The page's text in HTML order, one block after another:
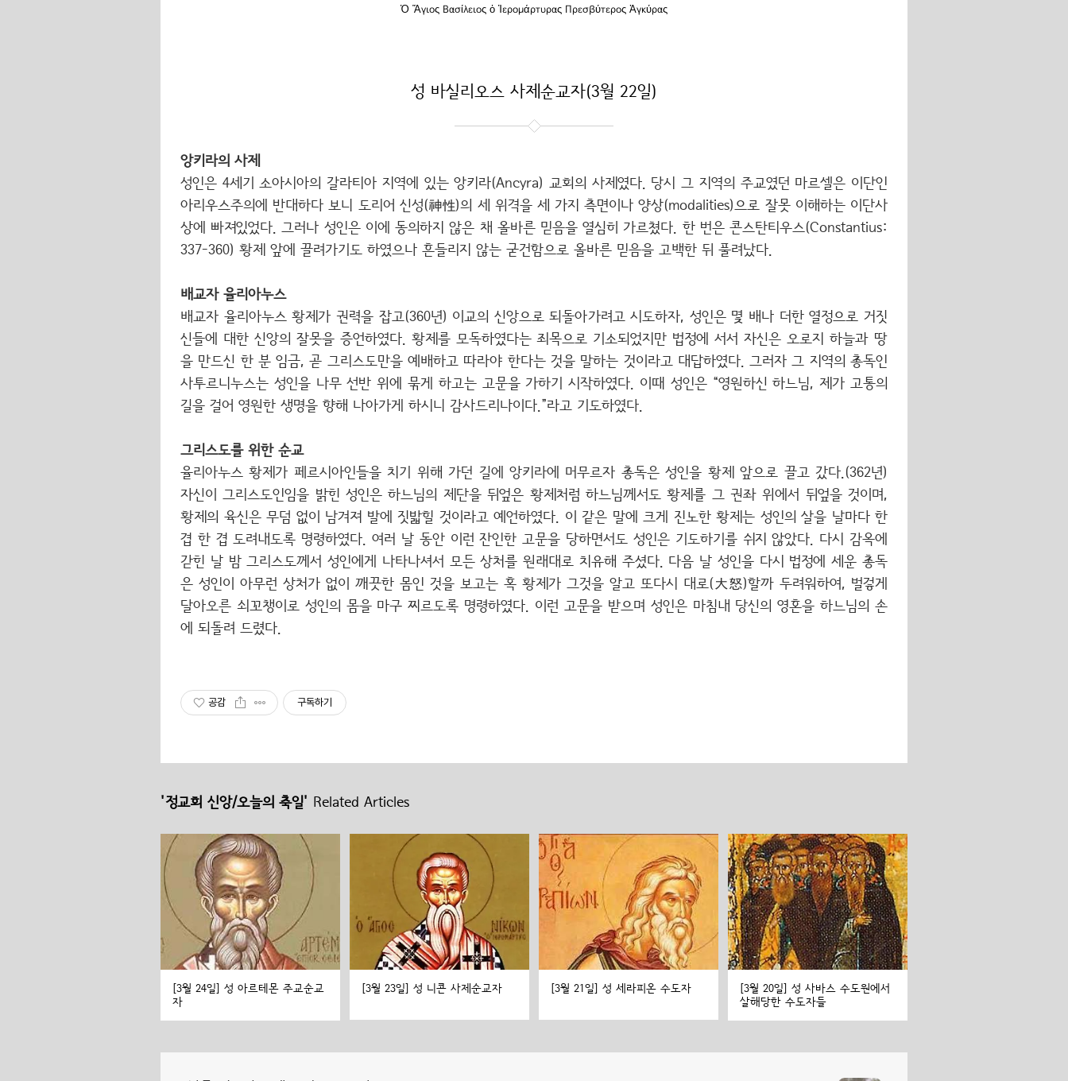
Ὁ Ἅγιος Βασίλειος ὁ Ἱερομάρτυρας Πρεσβύτερος Ἀγκύρας
성 바실리오스 사제순교자(3월 22일)
앙키라의 사제
성인은 4세기 소아시아의 갈라티아 지역에 있는 앙키라(Ancyra) 교회의 사제였다. 당시 그 지역의 주교였던 마르셀은 이단인
아리우스주의에 반대하다 보니 도리어 신성(神性)의 세 위격을 세 가지 측면이나 양상(modalities)으로 잘못 이해하는 이단사
상에 빠져있었다. 그러나 성인은 이에 동의하지 않은 채 올바른 믿음을 열심히 가르쳤다. 한 번은 콘스탄티우스(Constantius:
337-360) 황제 앞에 끌려가기도 하였으나 흔들리지 않는 굳건함으로 올바른 믿음을 고백한 뒤 풀려났다.
배교자 율리아누스
배교자 율리아누스 황제가 권력을 잡고(360년) 이교의 신앙으로 되돌아가려고 시도하자, 성인은 몇 배나 더한 열정으로 거짓
신들에 대한 신앙의 잘못을 증언하였다. 황제를 모독하였다는 죄목으로 기소되었지만 법정에 서서 자신은 오로지 하늘과 땅
을 만드신 한 분 임금, 곧 그리스도만을 예배하고 따라야 한다는 것을 말하는 것이라고 대답하였다. 그러자 그 지역의 총독인
사투르니누스는 성인을 나무 선반 위에 묶게 하고는 고문을 가하기 시작하였다. 이때 성인은 “영원하신 하느님, 제가 고통의
길을 걸어 영원한 생명을 향해 나아가게 하시니 감사드리나이다.”라고 기도하였다.
그리스도를 위한 순교
율리아누스 황제가 페르시아인들을 치기 위해 가던 길에 앙키라에 머무르자 총독은 성인을 황제 앞으로 끌고 갔다.(362년)
자신이 그리스도인임을 밝힌 성인은 하느님의 제단을 뒤엎은 황제처럼 하느님께서도 황제를 그 권좌 위에서 뒤엎을 것이며,
황제의 육신은 무덤 없이 남겨져 발에 짓밟힐 것이라고 예언하였다. 이 같은 말에 크게 진노한 황제는 성인의 살을 날마다 한
겹 한 겹 도려내도록 명령하였다. 여러 날 동안 이런 잔인한 고문을 당하면서도 성인은 기도하기를 쉬지 않았다. 다시 감옥에
갇힌 날 밤 그리스도께서 성인에게 나타나셔서 모든 상처를 원래대로 치유해 주셨다. 다음 날 성인을 다시 법정에 세운 총독
은 성인이 아무런 상처가 없이 깨끗한 몸인 것을 보고는 혹 황제가 그것을 알고 또다시 대로(大怒)할까 두려워하여, 벌겋게
달아오른 쇠꼬챙이로 성인의 몸을 마구 찌르도록 명령하였다. 이런 고문을 받으며 성인은 마침내 당신의 영혼을 하느님의 손
에 되돌려 드렸다.
공감 구독하기
'정교회 신앙/오늘의 축일' Related Articles
[3월 24일] 성 아르테몬 주교순교
자
[3월 23일] 성 니콘 사제순교자 [3월 21일] 성 세라피온 수도자
[3월 20일] 성 사바스 수도원에서
살해당한 수도자들